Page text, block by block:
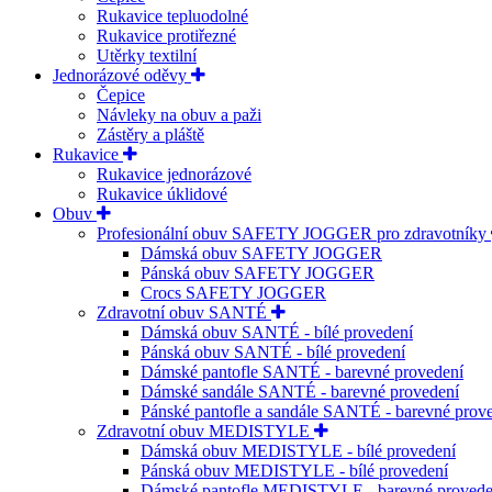
Rukavice tepluodolné
Rukavice protiřezné
Utěrky textilní
Jednorázové oděvy
Čepice
Návleky na obuv a paži
Zástěry a pláště
Rukavice
Rukavice jednorázové
Rukavice úklidové
Obuv
Profesionální obuv SAFETY JOGGER pro zdravotníky
Dámská obuv SAFETY JOGGER
Pánská obuv SAFETY JOGGER
Crocs SAFETY JOGGER
Zdravotní obuv SANTÉ
Dámská obuv SANTÉ - bílé provedení
Pánská obuv SANTÉ - bílé provedení
Dámské pantofle SANTÉ - barevné provedení
Dámské sandále SANTÉ - barevné provedení
Pánské pantofle a sandále SANTÉ - barevné
Zdravotní obuv MEDISTYLE
Dámská obuv MEDISTYLE - bílé provedení
Pánská obuv MEDISTYLE - bílé provedení